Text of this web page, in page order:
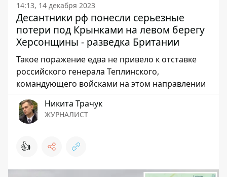
14:13, 14 декабря 2023
Десантники рф понесли серьезные
потери под Крынками на левом берегу
Херсонщины - разведка Британии
Такое поражение едва не привело к отставке
российского генерала Теплинского,
командующего войсками на этом направлении
Никита Трачук
ЖУРНАЛИСТ
👍